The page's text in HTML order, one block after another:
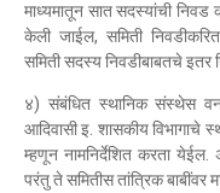
माध्यमातून सात सदस्यांची निवड
केली जाईल, समिती
समिती सदस्य निवडीबाबतचे इतर
४) संबंधित स्थानिक संस्थेस
आदिवासी इ. शासकीय विभागाचे
म्हणून नामनिर्देशित करता
परंतु ते समितीस तांत्रिक बाबींवर